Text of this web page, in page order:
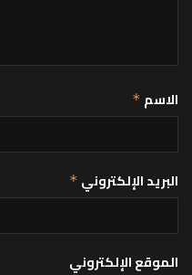
الاسم *
البريد الإلكتروني *
الموقع الإلكتروني